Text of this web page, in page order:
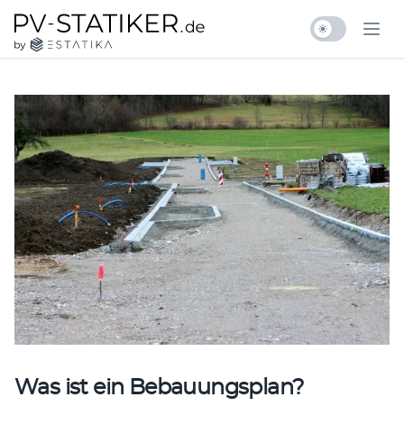
pv-statiker.de by ESTATIKA
Was ist ein Bebauungsplan?